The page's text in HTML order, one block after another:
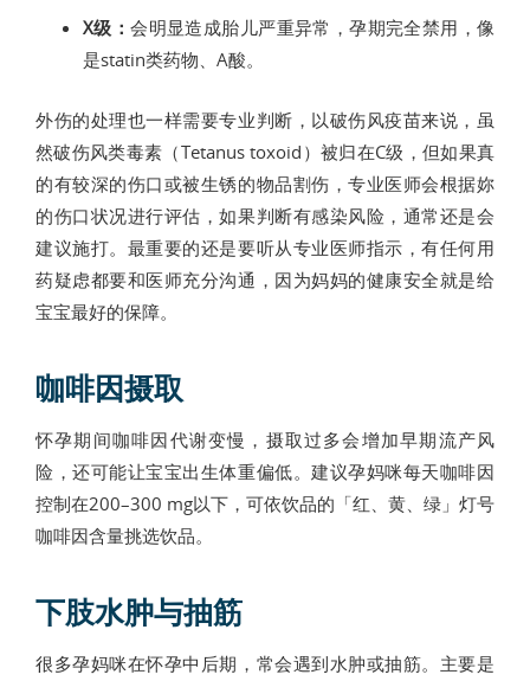
X级：会明显造成胎儿严重异常，孕期完全禁用，像
是statin类药物、A酸。
外伤的处理也一样需要专业判断，以破伤风疫苗来说，虽
然破伤风类毒素（Tetanus toxoid）被归在C级，但如果真
的有较深的伤口或被生锈的物品割伤，专业医师会根据妳
的伤口状况进行评估，如果判断有感染风险，通常还是会
建议施打。最重要的还是要听从专业医师指示，有任何用
药疑虑都要和医师充分沟通，因为妈妈的健康安全就是给
宝宝最好的保障。
咖啡因摄取
怀孕期间咖啡因代谢变慢，摄取过多会增加早期流产风
险，还可能让宝宝出生体重偏低。建议孕妈咪每天咖啡因
控制在200–300 mg以下，可依饮品的「红、黄、绿」灯号
咖啡因含量挑选饮品。
下肢水肿与抽筋
很多孕妈咪在怀孕中后期，常会遇到水肿或抽筋。主要是